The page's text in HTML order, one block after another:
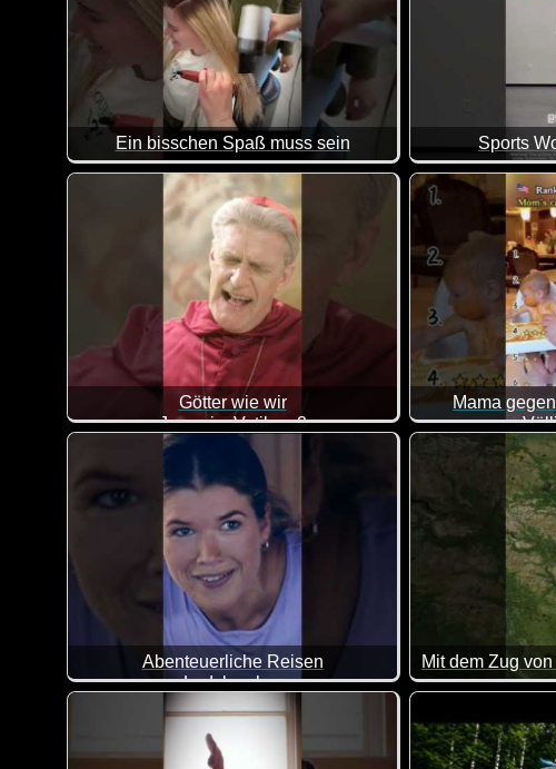
Ein bisschen Spaß muss sein
Lauter witzige Szenen, in denen jemand veräppelt wird.
Sports
Götter wie wir
Jesus im Vatikan 2
Mama
So
Abenteuerliche Reisen
Ladykracher
Doch, solch eine Reise wünscht sich mit Sicherheit jeder